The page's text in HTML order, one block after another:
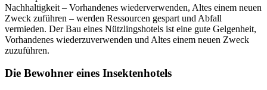
Nachhaltigkeit – Vorhandenes wiederverwenden, Altes einem neuen
Zweck zuführen – werden Ressourcen gespart und Abfall
vermieden. Der Bau eines Nützlingshotels ist eine gute Gelgenheit,
Vorhandenes wiederzuverwenden und Altes einem neuen Zweck
zuzuführen.
Die Bewohner eines Insektenhotels